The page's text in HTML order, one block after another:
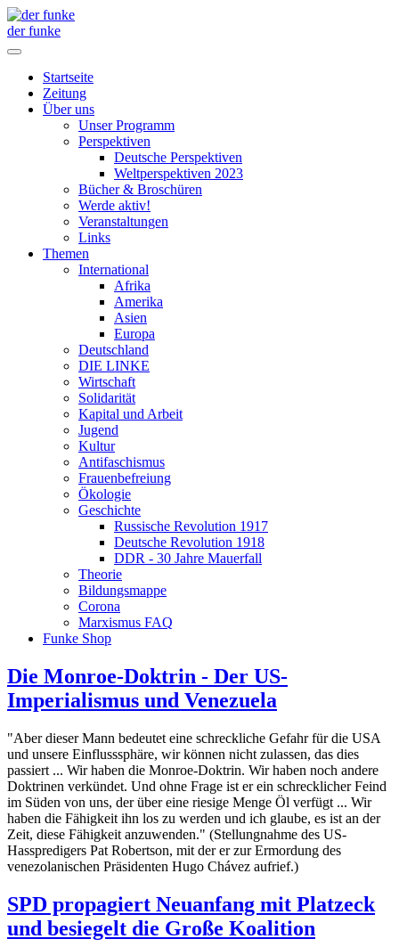
der funke
Startseite
Zeitung
Über uns
Unser Programm
Perspektiven
Deutsche Perspektiven
Weltperspektiven 2023
Bücher & Broschüren
Werde aktiv!
Veranstaltungen
Links
Themen
International
Afrika
Amerika
Asien
Europa
Deutschland
DIE LINKE
Wirtschaft
Solidarität
Kapital und Arbeit
Jugend
Kultur
Antifaschismus
Frauenbefreiung
Ökologie
Geschichte
Russische Revolution 1917
Deutsche Revolution 1918
DDR - 30 Jahre Mauerfall
Theorie
Bildungsmappe
Corona
Marxismus FAQ
Funke Shop
Die Monroe-Doktrin - Der US-
Imperialismus und Venezuela
"Aber dieser Mann bedeutet eine schreckliche Gefahr für die USA
und unsere Einflusssphäre, wir können nicht zulassen, das dies
passiert ... Wir haben die Monroe-Doktrin. Wir haben noch andere
Doktrinen verkündet. Und ohne Frage ist er ein schrecklicher Feind
im Süden von uns, der über eine riesige Menge Öl verfügt ... Wir
haben die Fähigkeit ihn los zu werden und ich glaube, es ist an der
Zeit, diese Fähigkeit anzuwenden." (Stellungnahme des US-
Hasspredigers Pat Robertson, mit der er zur Ermordung des
venezolanischen Präsidenten Hugo Chávez aufrief.)
SPD propagiert Neuanfang mit Platzeck
und besiegelt die Große Koalition